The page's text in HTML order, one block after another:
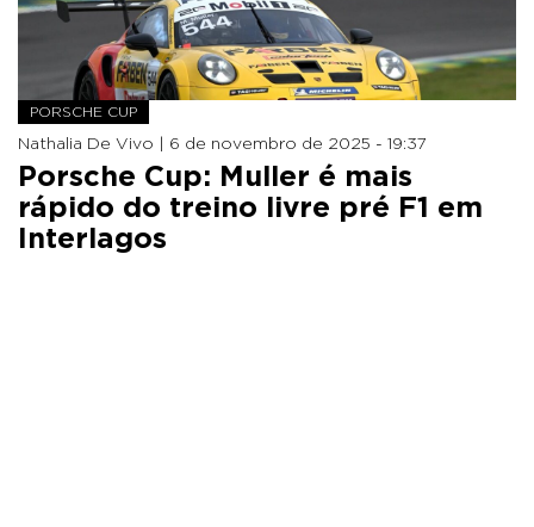
PORSCHE CUP
Nathalia De Vivo | 6 de novembro de 2025 - 19:37
Porsche Cup: Muller é mais
rápido do treino livre pré F1 em
Interlagos